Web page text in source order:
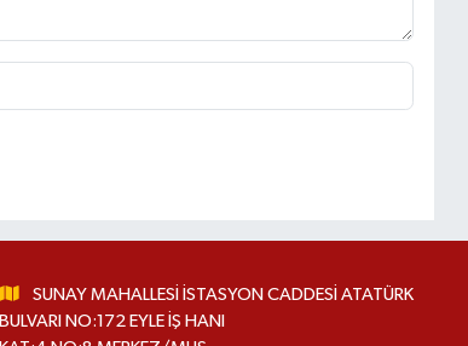
SUNAY MAHALLESİ İSTASYON CADDESİ ATATÜRK
BULVARI NO:172 EYLE İŞ HANI